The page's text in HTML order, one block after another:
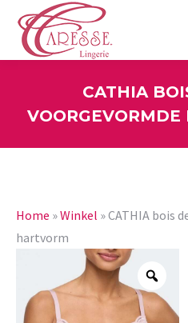
CATHIA
Home »Winkel »CATHIA bois
hartvorm